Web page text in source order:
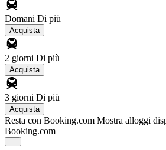
Domani Di più
Acquista
2 giorni Di più
Acquista
3 giorni Di più
Acquista
Resta con Booking.com Mostra alloggi
Booking.com